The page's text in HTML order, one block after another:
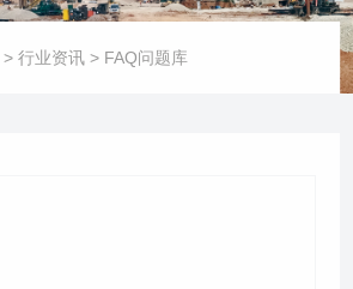
项目案例
>行业资讯 > FAQ问题库